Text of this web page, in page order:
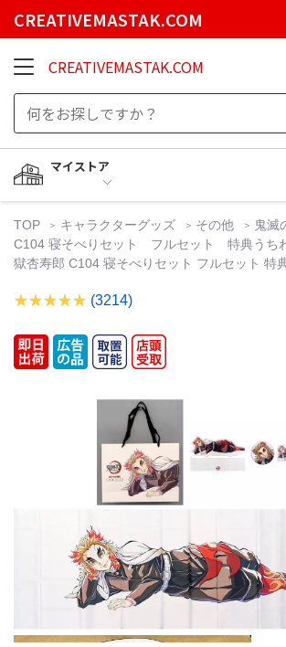
CREATIVEMASTAK.COM
CREATIVEMASTAK.COM
マイストア
TOP キャラクターグッズ その他
鬼滅
C104 寝そべりセット フルセット 特典うち
獄杏寿郎 C104 寝そべりセット フルセット 特
(3214)